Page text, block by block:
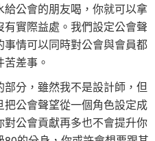
公會的朋友喝，你就可以拿
實際益處。我們設定公會聲
情可以同時對公會與會員都
差事。
分，雖然我不是設計師，但
公會聲望從一個角色設定成
公會貢獻再多也不會提升你